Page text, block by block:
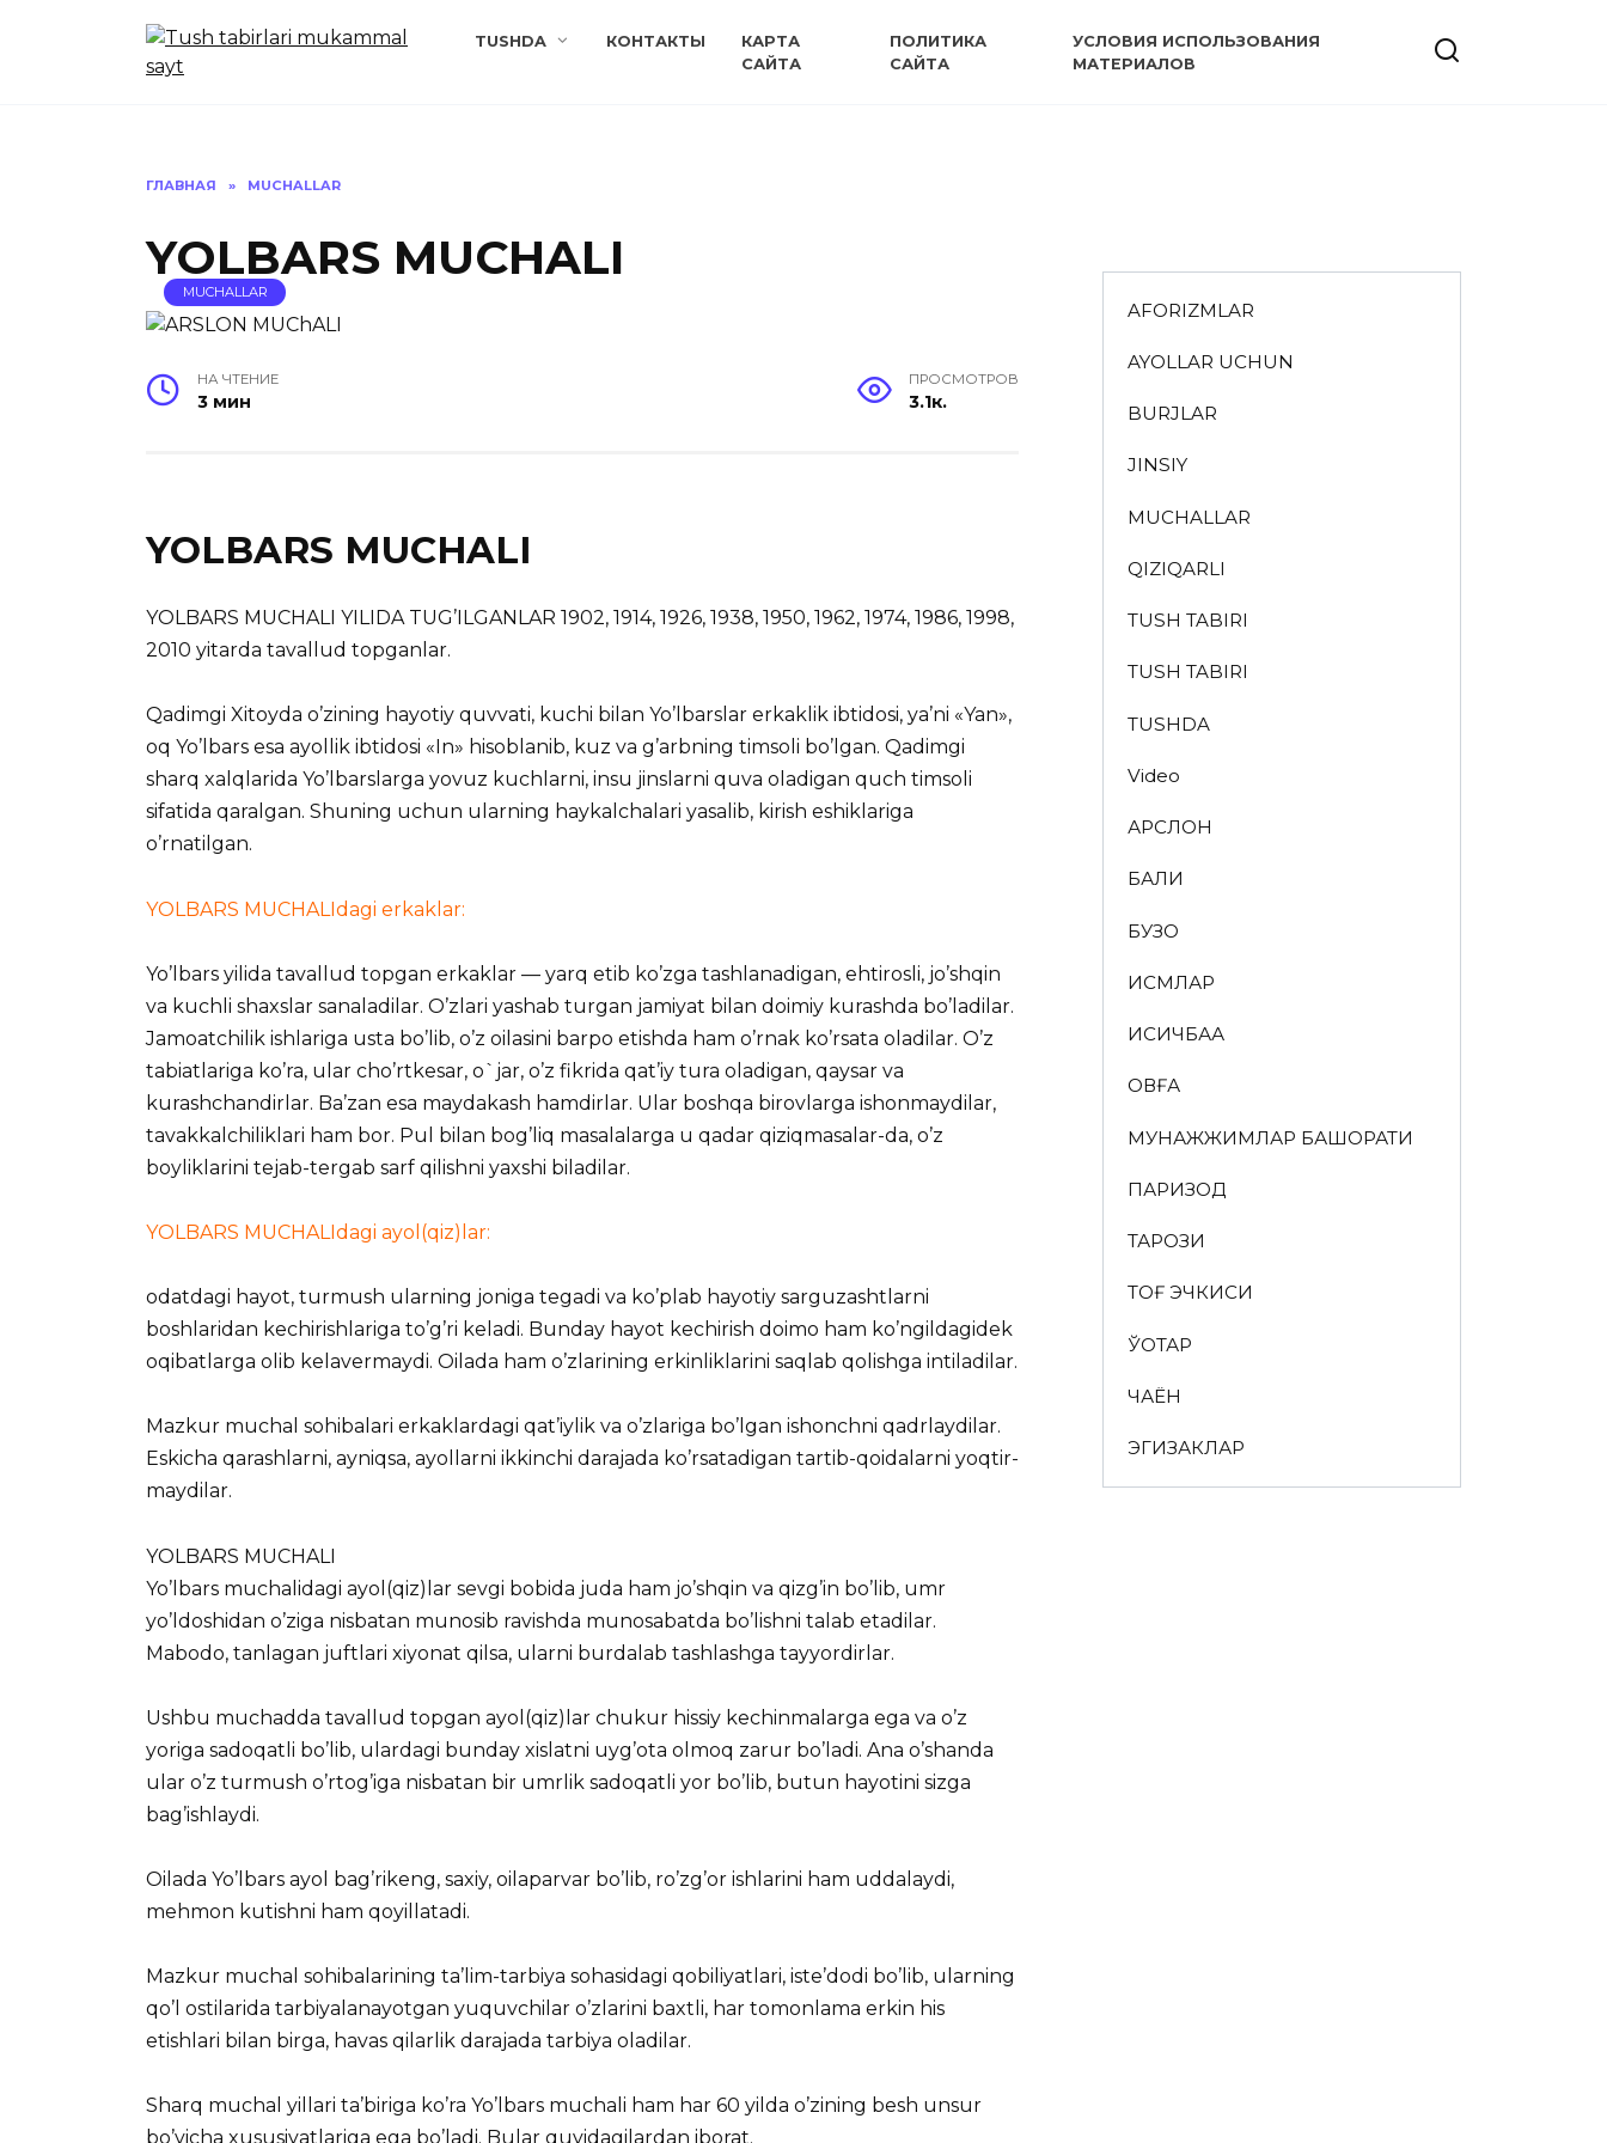
TUSHDA КОНТАКТЫ
КАРТА
САЙТА
ПОЛИТИКА
САЙТА
УСЛОВИЯ ИСПОЛЬЗОВАНИЯ
МАТЕРИАЛОВ
ГЛАВНАЯ » MUCHALLAR
YOLBARS MUCHALI
MUCHALLAR
НА ЧТЕНИЕ
3 мин
ПРОСМОТРОВ
3.1к.
YOLBARS MUCHALI
YOLBARS MUCHALI YILIDA TUG’ILGANLAR 1902, 1914, 1926, 1938, 1950, 1962, 1974, 1986, 1998,
2010 yitarda tavallud topganlar.
Qadimgi Xitoyda o’zining hayotiy quvvati, kuchi bilan Yo’lbarslar erkaklik ibtidosi, ya’ni «Yan»,
oq Yo’lbars esa ayollik ibtidosi «In» hisoblanib, kuz va g’arbning timsoli bo’lgan. Qadimgi
sharq xalqlarida Yo’lbarslarga yovuz kuchlarni, insu jinslarni quva oladigan quch timsoli
sifatida qaralgan. Shuning uchun ularning haykalchalari yasalib, kirish eshiklariga
o’rnatilgan.
YOLBARS MUCHALIdagi erkaklar:
Yo’lbars yilida tavallud topgan erkaklar — yarq etib ko’zga tashlanadigan, ehtirosli, jo’shqin
va kuchli shaxslar sanaladilar. O’zlari yashab turgan jamiyat bilan doimiy kurashda bo’ladilar.
Jamoatchilik ishlariga usta bo’lib, o’z oilasini barpo etishda ham o’rnak ko’rsata oladilar. O’z
tabiatlariga ko’ra, ular cho’rtkesar, o`jar, o’z fikrida qat’iy tura oladigan, qaysar va
kurashchandirlar. Ba’zan esa maydakash hamdirlar. Ular boshqa birovlarga ishonmaydilar,
tavakkalchiliklari ham bor. Pul bilan bog’liq masalalarga u qadar qiziqmasalar-da, o’z
boyliklarini tejab-tergab sarf qilishni yaxshi biladilar.
YOLBARS MUCHALIdagi ayol(qiz)lar:
odatdagi hayot, turmush ularning joniga tegadi va ko’plab hayotiy sarguzashtlarni
boshlaridan kechirishlariga to’g’ri keladi. Bunday hayot kechirish doimo ham ko’ngildagidek
oqibatlarga olib kelavermaydi. Oilada ham o’zlarining erkinliklarini saqlab qolishga intiladilar.
Mazkur muchal sohibalari erkaklardagi qat’iylik va o’zlariga bo’lgan ishonchni qadrlaydilar.
Eskicha qarashlarni, ayniqsa, ayollarni ikkinchi darajada ko’rsatadigan tartib-qoidalarni yoqtir-
maydilar.
YOLBARS MUCHALI
Yo’lbars muchalidagi ayol(qiz)lar sevgi bobida juda ham jo’shqin va qizg’in bo’lib, umr
yo’ldoshidan o’ziga nisbatan munosib ravishda munosabatda bo’lishni talab etadilar.
Mabodo, tanlagan juftlari xiyonat qilsa, ularni burdalab tashlashga tayyordirlar.
Ushbu muchadda tavallud topgan ayol(qiz)lar chukur hissiy kechinmalarga ega va o’z
yoriga sadoqatli bo’lib, ulardagi bunday xislatni uyg’ota olmoq zarur bo’ladi. Ana o’shanda
ular o’z turmush o’rtog’iga nisbatan bir umrlik sadoqatli yor bo’lib, butun hayotini sizga
bag’ishlaydi.
Oilada Yo’lbars ayol bag’rikeng, saxiy, oilaparvar bo’lib, ro’zg’or ishlarini ham uddalaydi,
mehmon kutishni ham qoyillatadi.
Mazkur muchal sohibalarining ta’lim-tarbiya sohasidagi qobiliyatlari, iste’dodi bo’lib, ularning
qo’l ostilarida tarbiyalanayotgan yuquvchilar o’zlarini baxtli, har tomonlama erkin his
etishlari bilan birga, havas qilarlik darajada tarbiya oladilar.
Sharq muchal yillari ta’biriga ko’ra Yo’lbars muchali ham har 60 yilda o’zining besh unsur
bo’yicha xususiyatlariga ega bo’ladi. Bular quyidagilardan iborat.
AFORIZMLAR
AYOLLAR UCHUN
BURJLAR
JINSIY
MUCHALLAR
QIZIQARLI
TUSH TABIRI
TUSH TABIRI
TUSHDA
Video
АРСЛОН
БАЛИҚ
БУЗОҚ
ИСМЛАР
ҚИСҚИЧБАҚА
ҚОВҒА
МУНАЖЖИМЛАР БАШОРАТИ
ПАРИЗОД
ТАРОЗИ
ТОҒ ЭЧКИСИ
ЎҚОТАР
ЧАЁН
ЭГИЗАКЛАР